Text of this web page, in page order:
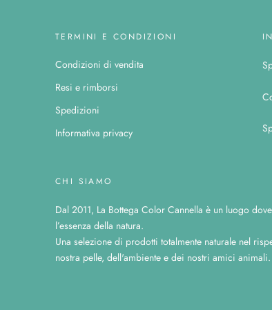
TERMINI E CONDIZIONI
Condizioni di vendita
Resi e rimborsi
Spedizioni
Informativa privacy
CHI SIAMO
Dal 2011, La Bottega Color Cannella è un luogo
l’essenza della natura.
Una selezione di prodotti totalmente naturale nel
nostra pelle, dell'ambiente e dei nostri amici animali.